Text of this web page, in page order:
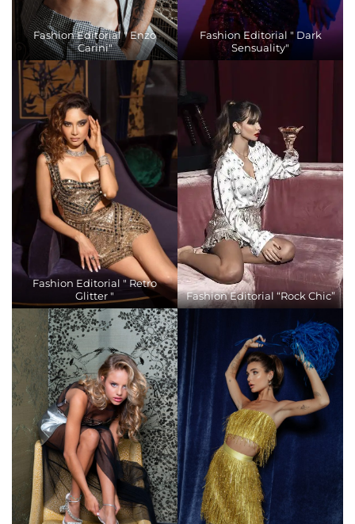
Fashion Editorial " Enzo
Carini"
Fashion Editorial " Dark
Sensuality"
Fashion Editorial " Retro
Glitter "
Fashion Editorial “Rock Chic”